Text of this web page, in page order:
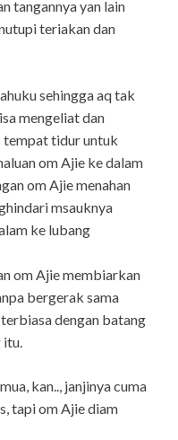
tangannya yan lain
teriakan dan
sehingga aq tak
mengeliat dan
tidur untuk
om Ajie ke dalam
om Ajie menahan
msauknya
ke lubang
om Ajie membiarkan
bergerak sama
dengan batang
kan.., janjinya cuma
tapi om Ajie diam